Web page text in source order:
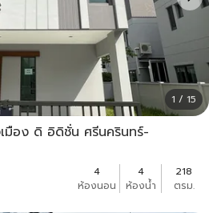
1 / 15
มือง ดิ อิดิชั่น ศรีนครินทร์-
4
ห้องนอน
4
ห้องน้ำ
218
ตรม.